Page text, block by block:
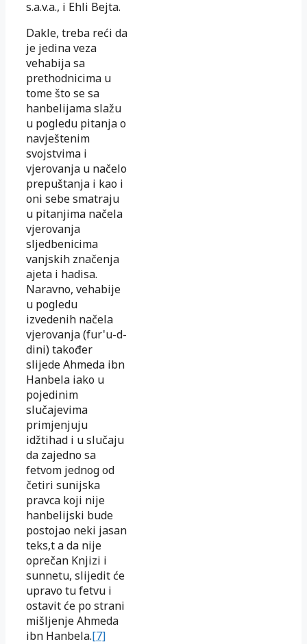
s.a.v.a., i Ehli Bejta.
Dakle, treba reći da
je jedina veza
vehabija sa
prethodnicima u
tome što se sa
hanbelijama slažu
u pogledu pitanja o
navještenim
svojstvima i
vjerovanja u načelo
prepuštanja i kao i
oni sebe smatraju
u pitanjima načela
vjerovanja
sljedbenicima
vanjskih značenja
ajeta i hadisa.
Naravno, vehabije
u pogledu
izvedenih načela
vjerovanja (fur'u-d-
dini) također
slijede Ahmeda ibn
Hanbela iako u
pojedinim
slučajevima
primjenjuju
idžtihad i u slučaju
da zajedno sa
fetvom jednog od
četiri sunijska
pravca koji nije
hanbelijski bude
postojao neki jasan
teks,t a da nije
oprečan Knjizi i
sunnetu, slijedit će
upravo tu fetvu i
ostavit će po strani
mišljenje Ahmeda
ibn Hanbela.[7]